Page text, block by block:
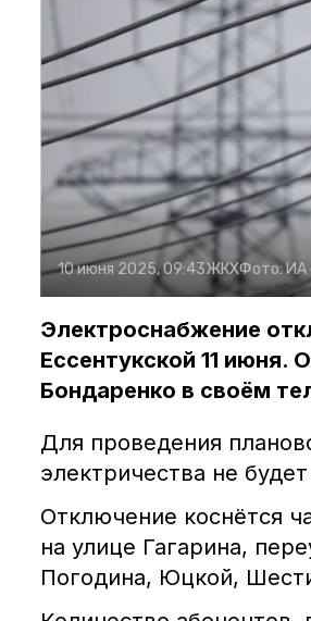
10 июня 2025, 09:43ЖКХФото:ИА
Электроснабжение
Ессентукской 11 июня.
Бондаренко в своём
Для проведения
электричества не
Отключение коснётся
на улице Гагарина,
Погодина, Юцкой,